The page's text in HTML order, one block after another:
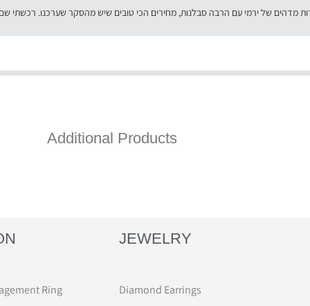
Additional Products
Ring
JEWELRY
Diamond Earrings